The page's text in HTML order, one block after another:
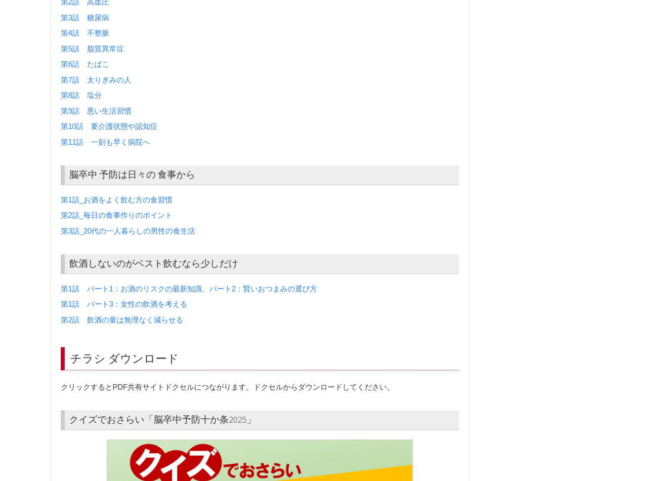
第2話 高血圧
第3話 糖尿病
第4話 不整脈
第5話 脂質異常症
第6話 たばこ
第7話 太りぎみの人
第8話 塩分
第9話 悪い生活習慣
第10話 要介護状態や認知症
第11話 一刻も早く病院へ
脳卒中 予防は日々の 食事から
第1話_お酒をよく飲む方の食習慣
第2話_毎日の食事作りのポイント
第3話_20代の一人暮らしの男性の食生活
飲酒しないのがベスト飲むなら少しだけ
第1話 パート1：お酒のリスクの最新知識、パート2：賢いおつまみの選び方
第1話 パート3：女性の飲酒を考える
第2話 飲酒の量は無理なく減らせる
チラシ ダウンロード
クリックするとPDF共有サイトドクセルにつながります。ドクセルからダウンロードしてください。
クイズでおさらい「脳卒中予防十か条2025」